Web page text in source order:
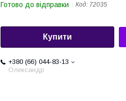
Готово до відправки Код: 72035
Купити
+380 (66) 044-83-13
Олександр